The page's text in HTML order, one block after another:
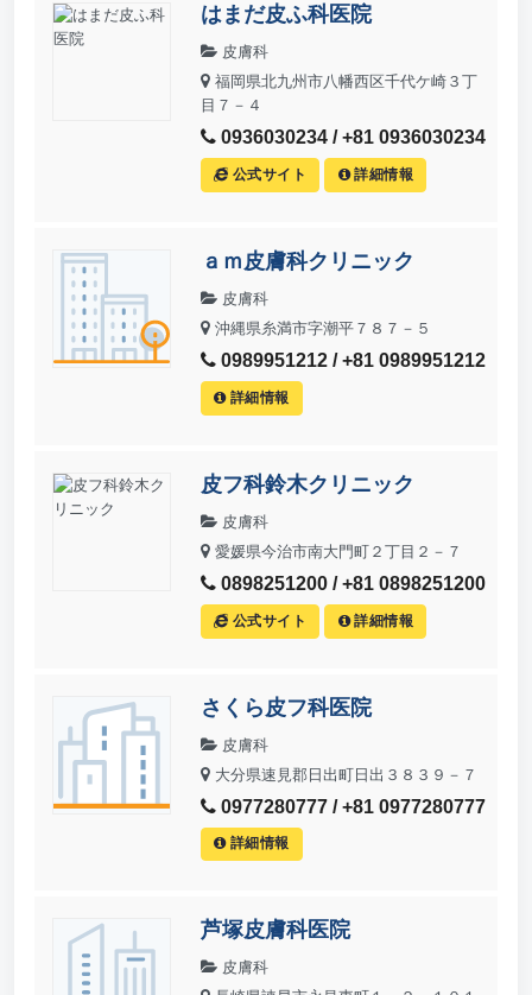
はまだ皮ふ科医院
皮膚科
福岡県北九州市八幡西区千代ケ崎３丁
目７－４
0936030234 / +81 0936030234
公式サイト 詳細情報
ａｍ皮膚科クリニック
皮膚科
沖縄県糸満市字潮平７８７－５
0989951212 / +81 0989951212
詳細情報
皮フ科鈴木クリニック
皮膚科
愛媛県今治市南大門町２丁目２－７
0898251200 / +81 0898251200
公式サイト 詳細情報
さくら皮フ科医院
皮膚科
大分県速見郡日出町日出３８３９－７
0977280777 / +81 0977280777
詳細情報
芦塚皮膚科医院
皮膚科